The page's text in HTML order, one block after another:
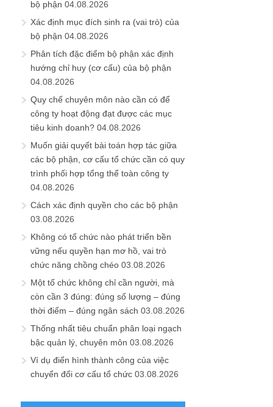
bộ phận 04.08.2026
Xác định mục đích sinh ra (vai trò) của
bộ phận 04.08.2026
Phân tích đặc điểm bộ phận xác định
hướng chỉ huy (cơ cấu) của bộ phận
04.08.2026
Quy chế chuyên môn nào cần có để
công ty hoạt động đạt được các mục
tiêu kinh doanh? 04.08.2026
Muốn giải quyết bài toán hợp tác giữa
các bộ phận, cơ cấu tổ chức cần có quy
trình phối hợp tổng thể toàn công ty
04.08.2026
Cách xác định quyền cho các bộ phận
03.08.2026
Không có tổ chức nào phát triển bền
vững nếu quyền hạn mơ hồ, vai trò
chức năng chồng chéo 03.08.2026
Một tổ chức không chỉ cần người, mà
còn cần 3 đúng: đúng số lượng – đúng
thời điểm – đúng ngân sách 03.08.2026
Thống nhất tiêu chuẩn phân loại ngạch
bậc quản lý, chuyên môn 03.08.2026
Ví dụ điển hình thành công của việc
chuyển đổi cơ cấu tổ chức 03.08.2026